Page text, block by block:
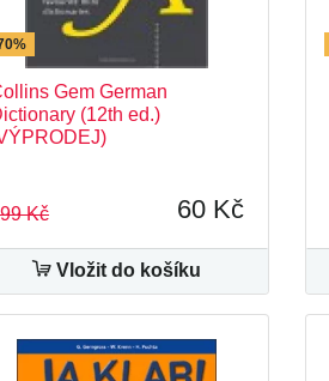
Gem German
(12th ed.)
Kč 60 Kč
Vložit do košíku